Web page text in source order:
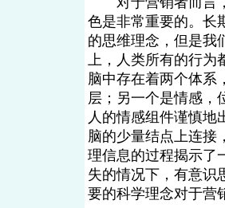
色是非常重要的。长
的思维理念，但是我
上，人类所有的行为
脑中存在着两个体系
层；另一个是情感，
人的情感组件谨慎地
脑的少量结点上连接
理信息的过程揭示了
失的情况下，有意识
要的科学理念对于